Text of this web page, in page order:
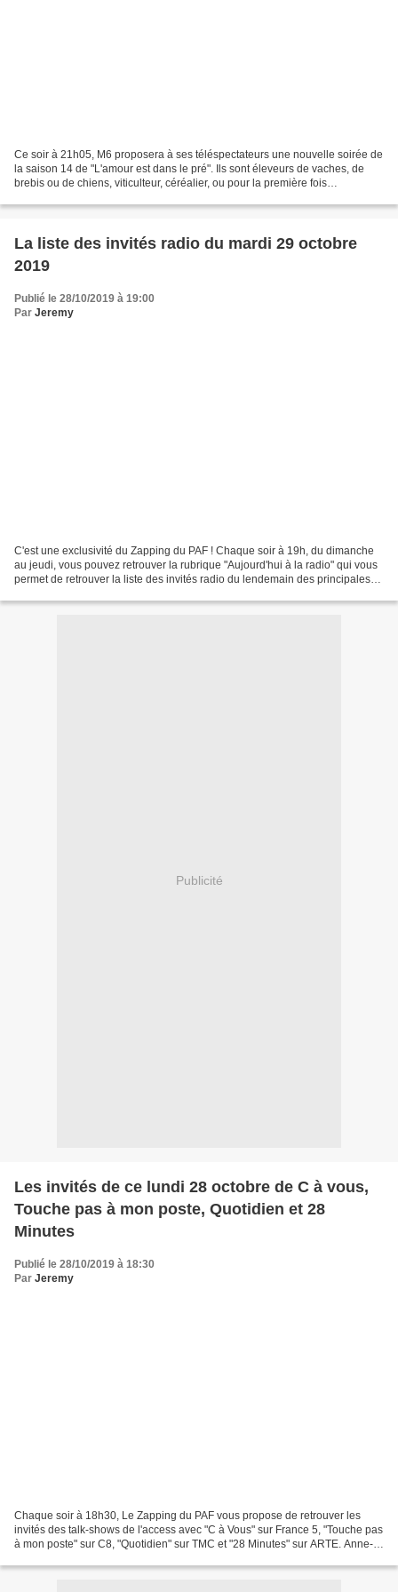
Ce soir à 21h05, M6 proposera à ses téléspectateurs une nouvelle soirée de
la saison 14 de "L'amour est dans le pré". Ils sont éleveurs de vaches, de
brebis ou de chiens, viticulteur, céréalier, ou pour la première fois
La liste des invités radio du mardi 29 octobre
2019
Publié le 28/10/2019 à 19:00
Par Jeremy
C'est une exclusivité du Zapping du PAF ! Chaque soir à 19h, du dimanche
au jeudi, vous pouvez retrouver la rubrique "Aujourd'hui à la radio" qui vous
permet de retrouver la liste des invités radio du lendemain des principales
Publicité
Les invités de ce lundi 28 octobre de C à vous,
Touche pas à mon poste, Quotidien et 28
Minutes
Publié le 28/10/2019 à 18:30
Par Jeremy
Chaque soir à 18h30, Le Zapping du PAF vous propose de retrouver les
invités des talk-shows de l'access avec "C à Vous" sur France 5, "Touche pas
à mon poste" sur C8, "Quotidien" sur TMC et "28 Minutes" sur ARTE. Anne-